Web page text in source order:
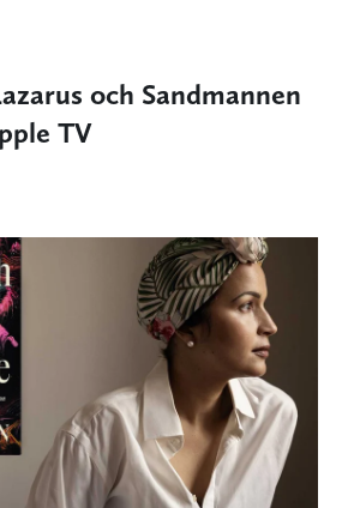
och Sandmannen
TV